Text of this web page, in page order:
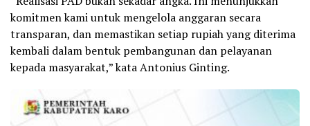
komitmen kami untuk mengelola anggaran secara
transparan, dan memastikan setiap rupiah yang diterima
kembali dalam bentuk pembangunan dan pelayanan
kepada masyarakat,” kata Antonius Ginting.